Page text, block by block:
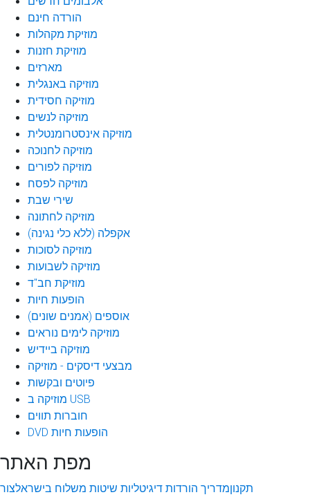
הורדה חינם
מוזיקת מקהלות
מוזיקת חזנות
מארזים
מוזיקה באנגלית
מוזיקה חסידית
מוזיקה לנשים
מוזיקה אינסטרומנטלית
מוזיקה לחנוכה
מוזיקה לפורים
מוזיקה לפסח
שירי שבת
מוזיקה לחתונה
אקפלה (ללא כלי נגינה)
מוזיקה לסוכות
מוזיקה לשבועות
מוזיקת חב"ד
הופעות חיות
אוספים (אמנים שונים)
מוזיקה לימים נוראים
מוזיקה ביידיש
מבצעי דיסקים - מוזיקה
פיוטים ובקשות
מוזיקה ב USB
חוברות תווים
DVD הופעות חיות
מפת האתר
תקנוןמדריך הורדות דיגיטליות שיטות משלוח בישראלצור